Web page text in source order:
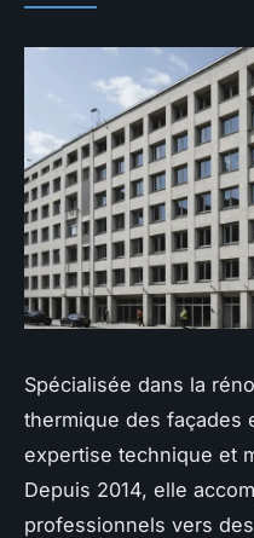
Spécialisée dans la
thermique des façades
expertise technique et
Depuis 2014, elle
professionnels vers